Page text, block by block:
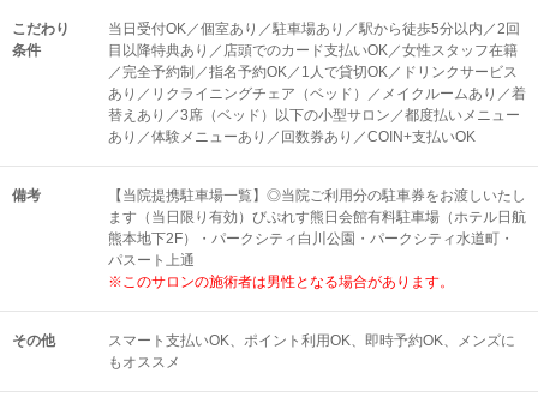
こだわり
条件
当日受付OK／個室あり／駐車場あり／駅から徒歩5分以内／2回
目以降特典あり／店頭でのカード支払いOK／女性スタッフ在籍
／完全予約制／指名予約OK／1人で貸切OK／ドリンクサービス
あり／リクライニングチェア（ベッド）／メイクルームあり／着
替えあり／3席（ベッド）以下の小型サロン／都度払いメニュー
あり／体験メニューあり／回数券あり／COIN+支払いOK
備考
【当院提携駐車場一覧】◎当院ご利用分の駐車券をお渡しいたし
ます（当日限り有効）びぷれす熊日会館有料駐車場（ホテル日航
熊本地下2F）・パークシティ白川公園・パークシティ水道町・
パスート上通
※このサロンの施術者は男性となる場合があります。
その他 スマート支払いOK ポイント利用OK 即時予約OK
メンズに
もオススメ